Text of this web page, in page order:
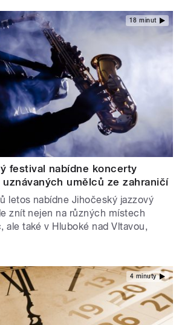
18 minut
festival nabídne koncerty
umělců ze zahraničí
letos nabídne Jihočeský jazzový
znít nejen na různých místech
ale také v Hluboké nad Vltavou,
4 minuty